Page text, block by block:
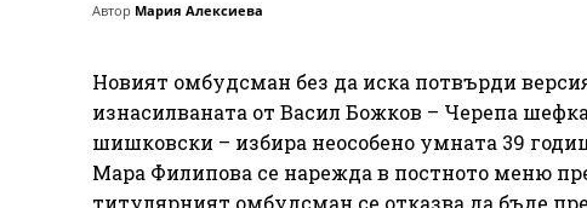
Автор Мария Алексиева
Новият омбудсман без да иска потвърди
изнасилваната от Васил Божков – Черепа
шишковски – избира неособено умната 39
Мара Филипова се нарежда в постното меню
титулярният омбудсман се отказва да бъде